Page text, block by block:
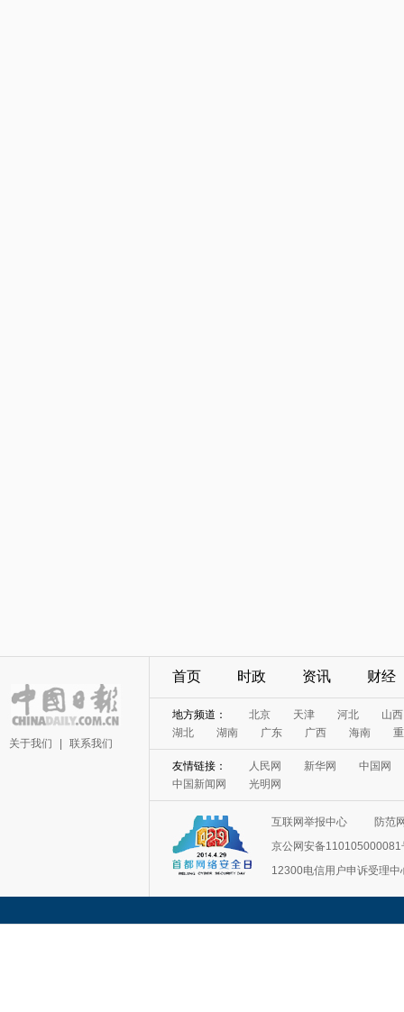
关于我们 联系我们
首页 时政 资讯 财经
地方频道： 北京 天津 河北
山西
湖北
湖南 广东 广西 海南
友情链接： 人民网 新华网
中国网
中国新闻网
光明网
互联网举报中心
防范
京公网安备110105000081
12300电信用户申诉受理中